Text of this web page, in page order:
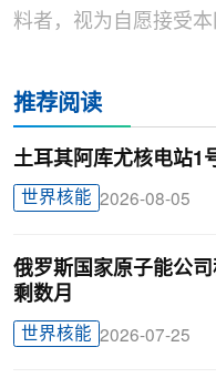
料者，视为自愿接受本
推荐阅读
土耳其阿库尤核电站1
世界核能 2026-08-05
俄罗斯国家原子能公
剩数月
世界核能 2026-07-25